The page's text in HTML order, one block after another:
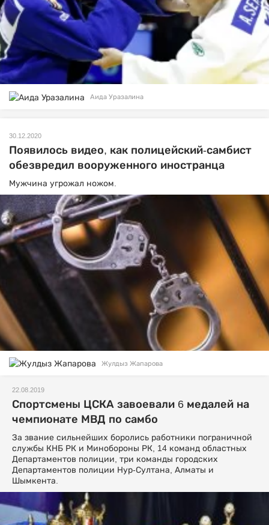
Аида Уразалина
30.12.2020
Появилось видео, как полицейский-самбист
обезвредил вооруженного иностранца
Мужчина угрожал ножом.
Жулдыз Жапарова
22.08.2019
Спортсмены ЦСКА завоевали 6 медалей на
чемпионате МВД по самбо
За звание сильнейших боролись работники пограничной
службы КНБ РК и Минобороны РК, 14 команд областных
Департаментов полиции, три команды городских
Департаментов полиции Нур-Султана, Алматы и
Шымкента.